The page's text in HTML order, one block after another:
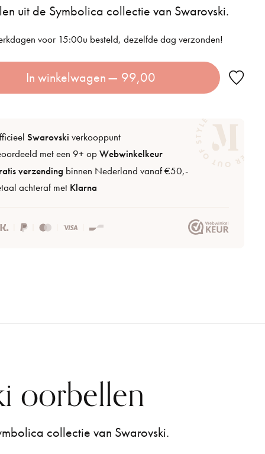
uit de Symbolica collectie van Swarovski.
voor 15:00u besteld, dezelfde dag verzonden!
In winkelwagen — 99,00
Swarovski verkooppunt
met een 9+ opWebwinkelkeur
verzending binnen Nederland vanaf €50,-
achteraf met Klarna
oorbellen
collectie van Swarovski.